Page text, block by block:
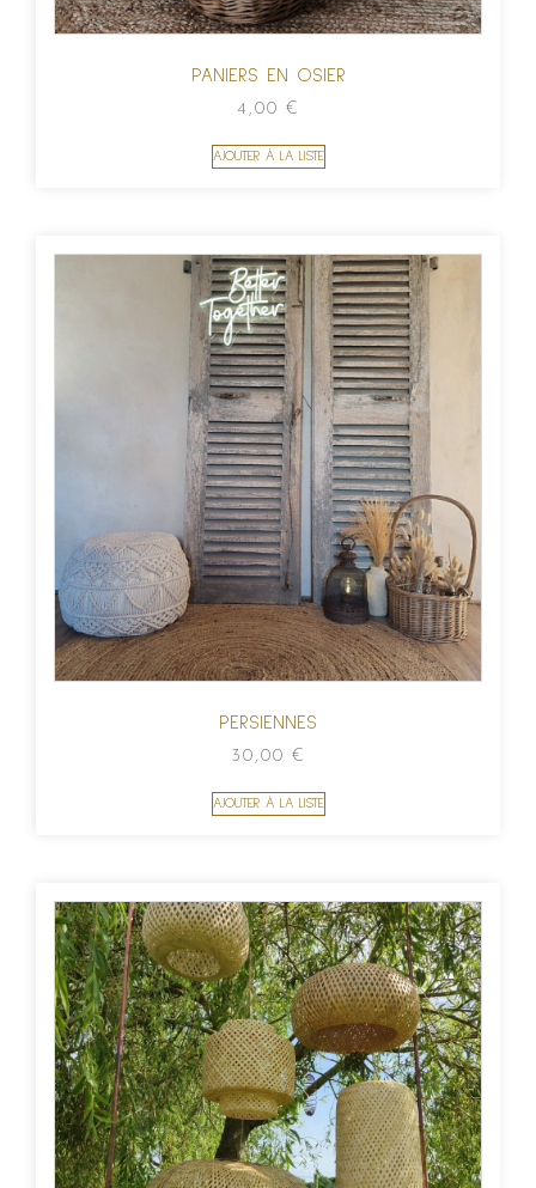
PANIERS EN OSIER
4,00 €
AJOUTER À LA LISTE
PERSIENNES
30,00 €
AJOUTER À LA LISTE